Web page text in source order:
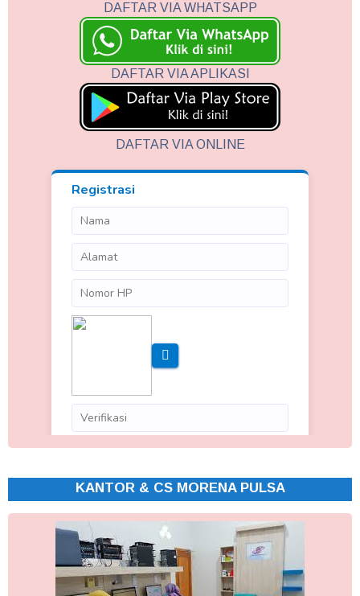
DAFTAR VIA WHATSAPP
DAFTAR VIA APLIKASI
DAFTAR VIA ONLINE
KANTOR & CS MORENA PULSA